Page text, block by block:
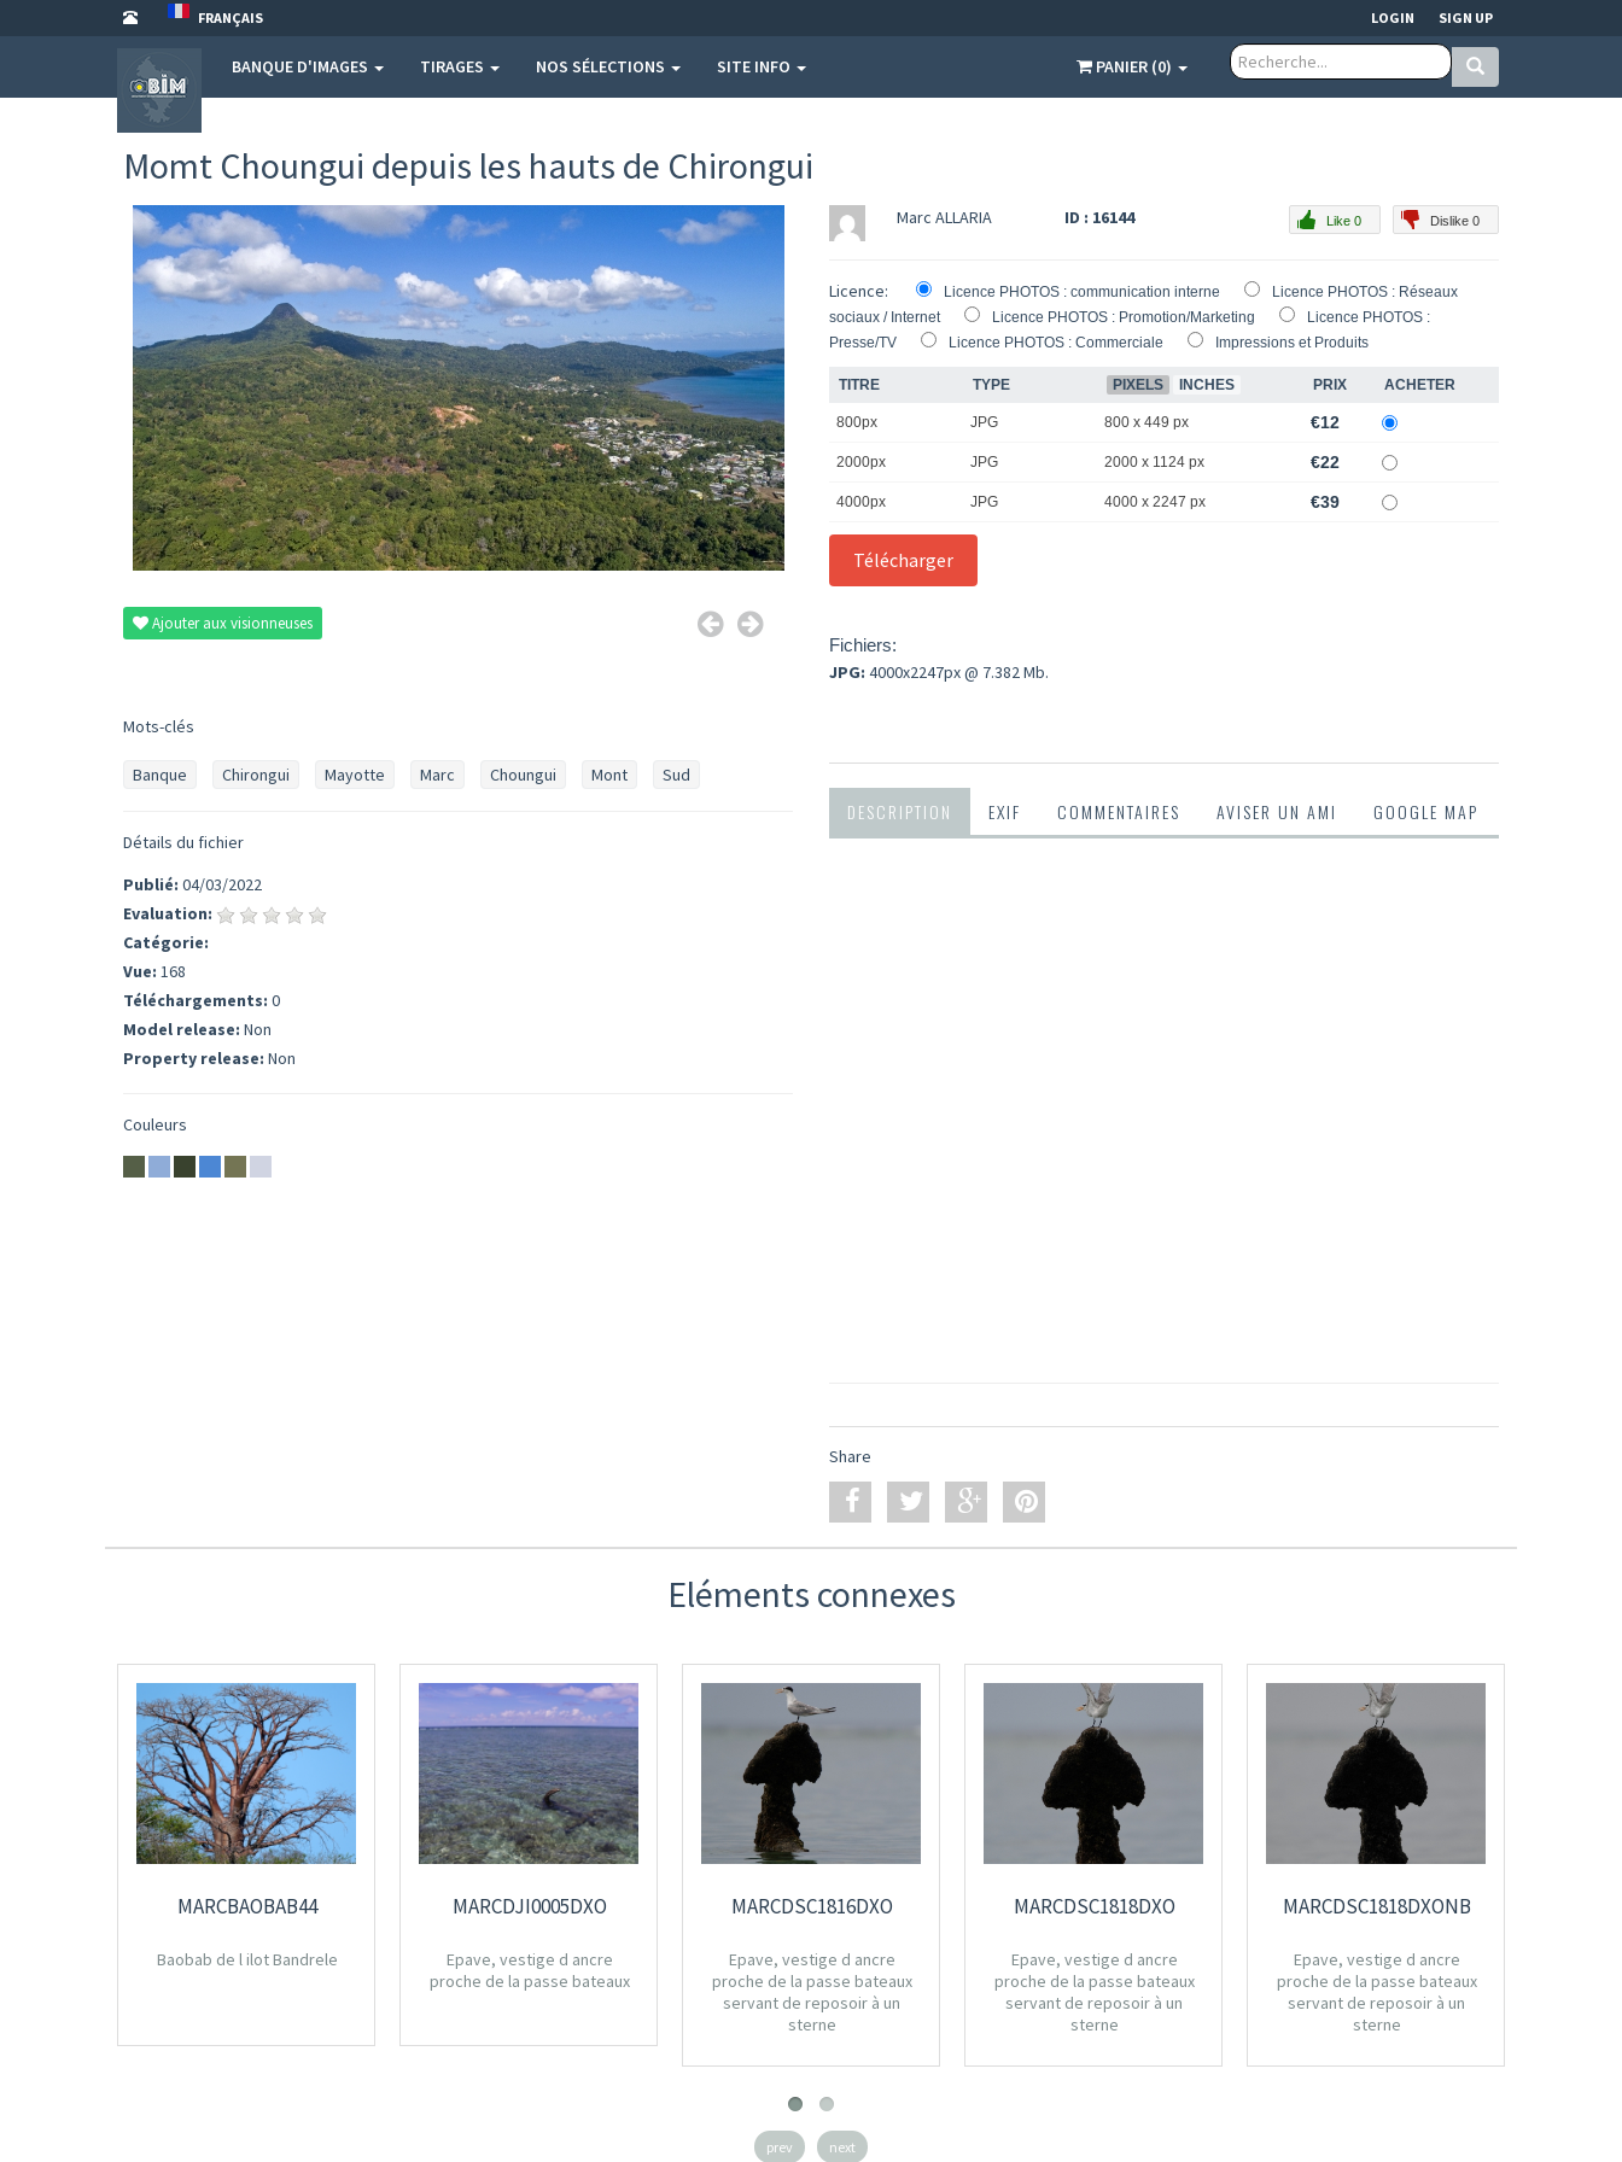
FRANÇAIS LOGIN SIGN UP
BANQUE D'IMAGES TIRAGES NOS SÉLECTIONS SITE INFO PANIER (0)
Momt Choungui depuis les hauts de Chirongui
Ajouter aux visionneuses
Mots-clés
Banque Chirongui Mayotte Marc Choungui Mont Sud
Détails du fichier
Publié: 04/03/2022
Evaluation:
Catégorie:
Vue: 168
Téléchargements: 0
Model release: Non
Property release: Non
Couleurs
Marc ALLARIA ID : 16144 Dislike 0
Like 0
Licence: Licence PHOTOS : communication interne
Licence PHOTOS : Réseaux
sociaux / Internet
Licence PHOTOS : Promotion/Marketing
Licence PHOTOS :
Presse/TV
Licence PHOTOS : Commerciale Impressions et Produits
TITRE TYPE PIXELS INCHES PRIX ACHETER
800px JPG 800 x 449 px €12
2000px JPG 2000 x 1124 px €22
4000px JPG 4000 x 2247 px €39
Fichiers:
JPG: 4000x2247px @ 7.382 Mb.
DESCRIPTION EXIF COMMENTAIRES AVISER UN AMI GOOGLE MAP
Share
Eléments connexes
MARCBAOBAB44
Baobab de l ilot Bandrele
MARCDJI0005DXO
Epave, vestige d ancre
proche de la passe bateaux
MARCDSC1816DXO
Epave, vestige d ancre
proche de la passe bateaux
servant de reposoir à un
sterne
MARCDSC1818DXO
Epave, vestige d ancre
proche de la passe bateaux
servant de reposoir à un
sterne
MARCDSC1818DXONB
Epave, vestige d ancre
proche de la passe bateaux
servant de reposoir à un
sterne
prev next